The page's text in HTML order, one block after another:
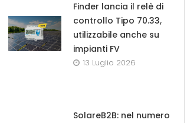
Finder lancia il relè di
controllo Tipo 70.33,
utilizzabile anche su
impianti FV
13 Luglio 2026
SolareB2B: nel numero